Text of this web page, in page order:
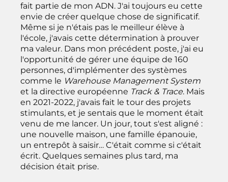
fait partie de mon ADN. J'ai toujours eu cette
envie de créer quelque chose de significatif.
Même si je n'étais pas le meilleur élève à
l'école, j'avais cette détermination à prouver
ma valeur. Dans mon précédent poste, j'ai eu
l'opportunité de gérer une équipe de 160
personnes, d'implémenter des systèmes
comme le Warehouse Management System
et la directive européenne Track & Trace. Mais
en 2021-2022, j'avais fait le tour des projets
stimulants, et je sentais que le moment était
venu de me lancer. Un jour, tout s'est aligné :
une nouvelle maison, une famille épanouie,
un entrepôt à saisir… C'était comme si c'était
écrit. Quelques semaines plus tard, ma
décision était prise.